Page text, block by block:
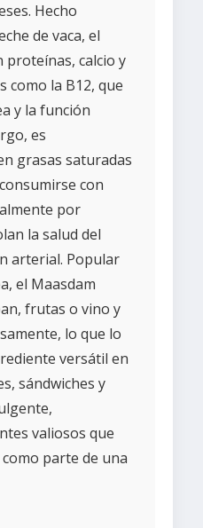
Hecho
de vaca, el
proteínas, calcio y
como la B12, que
y la función
es
grasas saturadas
con
por
la salud del
arterial. Popular
el Maasdam
frutas o vino y
lo que lo
versátil en
sándwiches y
valiosos que
parte de una